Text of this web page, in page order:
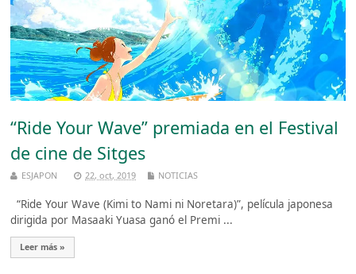
“Ride Your Wave” premiada en el Festival
de cine de Sitges
ESJAPON 22, oct, 2019 NOTICIAS
“Ride Your Wave (Kimi to Nami ni Noretara)”, película japonesa
dirigida por Masaaki Yuasa ganó el Premi ...
Leer más »